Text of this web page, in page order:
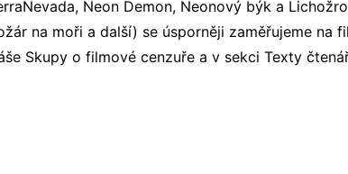
Neon Demon, Neonový býk a
na moři a další) se úsporněji zaměřujeme na
Skupy o filmové cenzuře a v sekci Texty